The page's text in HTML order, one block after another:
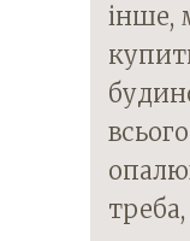
інше,